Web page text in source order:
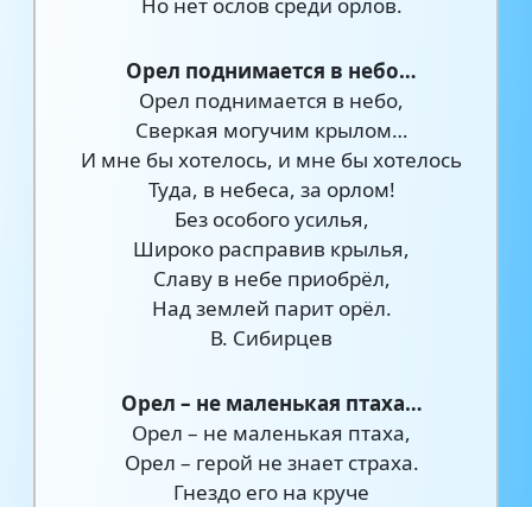
Орел поднимается в небо…
Орел поднимается в небо,
Сверкая могучим крылом…
И мне бы хотелось, и мне бы хотелось
Туда, в небеса, за орлом!
Без особого усилья,
Широко расправив крылья,
Славу в небе приобрёл,
Над землей парит орёл.
В. Сибирцев
Орел – не маленькая птаха…
Орел – не маленькая птаха,
Орел – герой не знает страха.
Гнездо его на круче